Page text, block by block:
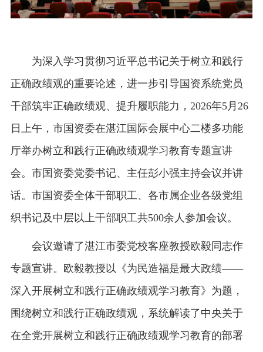
为深入学习贯彻习近平总书记关于树立和践行
正确政绩观的重要论述，进一步引导国资系统党员
干部筑牢正确政绩观、提升履职能力，2026年5月26
日上午，市国资委在湛江国际会展中心二楼多功能
厅举办树立和践行正确政绩观学习教育专题宣讲
会。市国资委党委书记、主任彭小强主持会议并讲
话。市国资委全体干部职工、各市属企业各级党组
织书记及中层以上干部职工共500余人参加会议。
会议邀请了湛江市委党校客座教授欧毅同志作
专题宣讲。欧毅教授以《为民造福是最大政绩——
深入开展树立和践行正确政绩观学习教育》为题，
围绕树立和践行正确政绩观，系统解读了中央关于
在全党开展树立和践行正确政绩观学习教育的部署